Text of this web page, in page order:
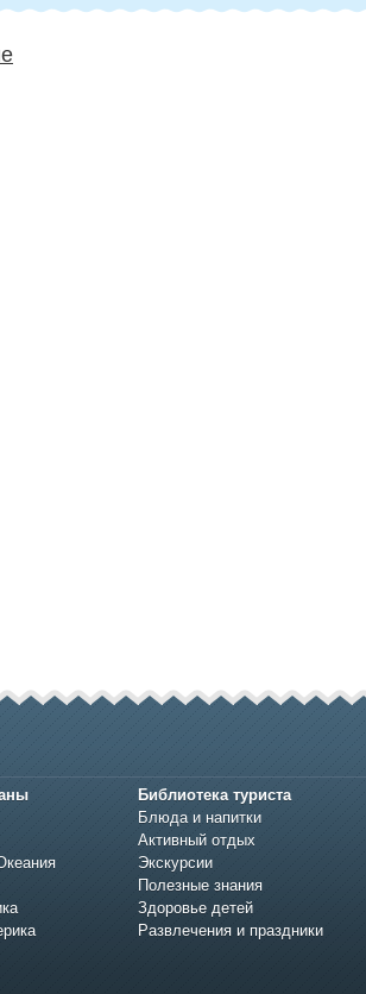
Библиотека туриста
Блюда и напитки
Активный отдых
Экскурсии
Полезные знания
Здоровье детей
Развлечения и праздники